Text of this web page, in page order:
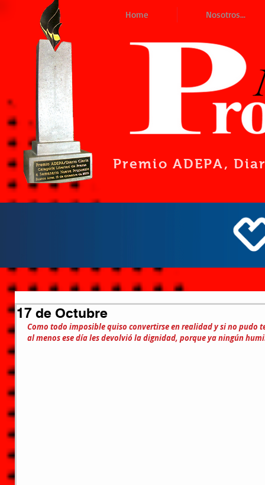
Home Nosotros...
Premio ADEPA,
17 de Octubre
Como todo imposible quiso convertirse en realidad y si no pudo
al menos ese día les devolvió la dignidad, porque ya ningún